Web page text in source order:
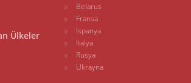
Ülkeler
Belarus
Fransa
İspanya
İtalya
Rusya
Ukrayna